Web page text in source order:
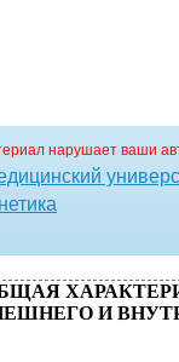
нарушает ваши
И